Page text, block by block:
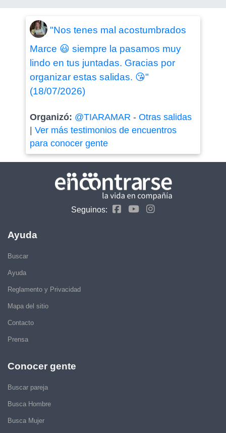
"Nos tenes mal acostumbrados
Marce 😃 siempre la pasamos muy
lindo en tus juntadas. Gracias por
organizar estas salidas. 😘"
(18/07/2026)
Organizó: @TIARAMAR - Otras salidas
| Ver más testimonios de encuentros
para conocer gente
Seguinos:
Ayuda
Buscar
Ayuda
Reglamento y Privacidad
Mapa del sitio
Contacto
Prensa
Conocer gente
Buscar pareja
Busca Hombre
Busca Mujer